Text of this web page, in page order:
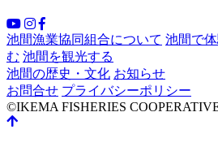
池間漁業協同組合について 池間で
む 池間を観光する
池間の歴史・文化 お知らせ
お問合せ プライバシーポリシー
©IKEMA FISHERIES